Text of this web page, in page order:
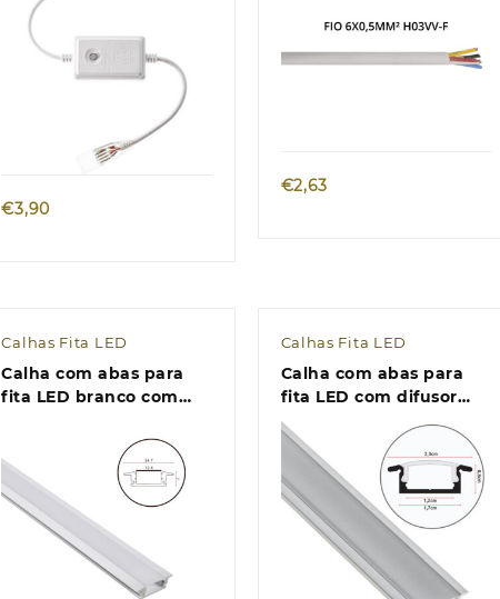
€3,90
€2,63
Calhas Fita LED
Calha com abas para
fita LED branco com
embutir) L.24,7x
Alt.7mm
Quick view
Calhas Fita LED
Calha com abas para
fita LED com difusor
fosco (para embutir)
Quick view